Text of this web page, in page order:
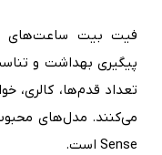
فیت بیت ساعت‌های
پیگیری بهداشت و
تعداد قدم‌ها، کالری‌،
Sense است.